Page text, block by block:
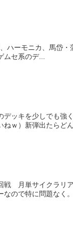
ハーモニカ、馬岱
セ系のデ...
ッキを少しでも強
ｗ）新弾出たらどん
戦 月単サイクラ
ので特に問題なく。